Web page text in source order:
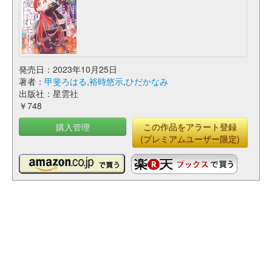
発売日：2023年10月25日
著者： 甲斐ろはる,裕時悠示,ひだかなみ
出版社：星雲社
￥748
購入管理
この作品をアラート登録
(プレミアムユーザー限定)